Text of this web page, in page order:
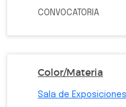
CONVOCATORIA
Color/Materia
Sala de